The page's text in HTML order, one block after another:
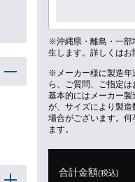
※沖縄県・離島・一部
生します。詳しくはお
※メーカー様に製造年
ら、ご質問、ご指定
基本的にはメーカー
が、サイズにより製
場合がございます。
ます。
合計金額(税込)